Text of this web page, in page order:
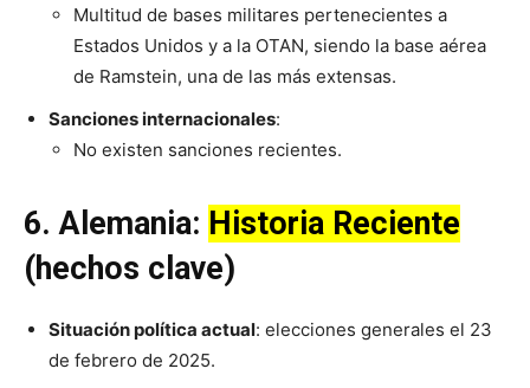
Multitud de bases militares pertenecientes a
Estados Unidos y a la OTAN, siendo la base aérea
de Ramstein, una de las más extensas.
Sanciones internacionales:
No existen sanciones recientes.
6.Alemania: Historia Reciente
(hechos clave)
Situación política actual: elecciones generales el 23
de febrero de 2025.